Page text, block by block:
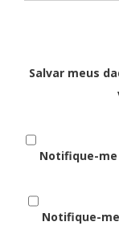
Salvar meus
Notifique-
Notifique-